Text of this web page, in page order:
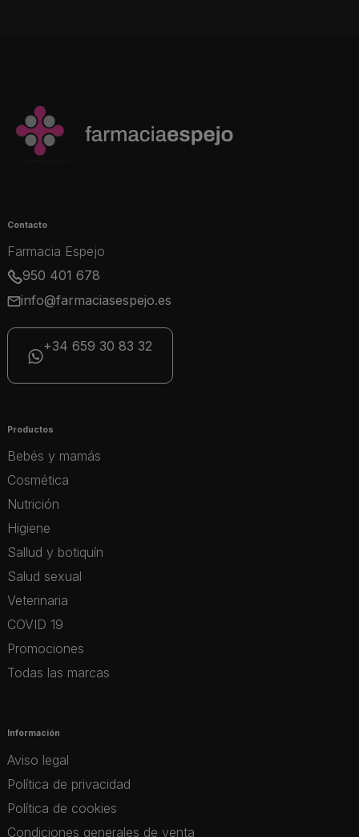
Contacto
Farmacia Espejo
950 401 678
info@farmaciasespejo.es
+34 659 30 83 32
Productos
Bebés y mamás
Cosmética
Nutrición
Higiene
Sallud y botiquín
Salud sexual
Veterinaria
COVID 19
Promociones
Todas las marcas
Información
Aviso legal
Política de privacidad
Política de cookies
Condiciones generales de venta